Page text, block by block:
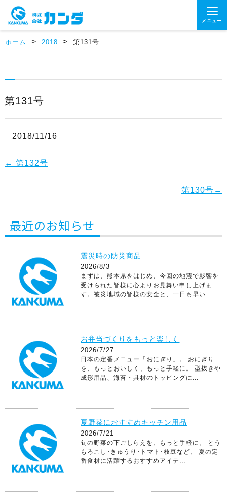
メニュー
ホーム > 2018 > 第131号
第131号
2018/11/16
← 第132号
第130号 →
最近のお知らせ
震災時の防災商品
2026/8/3
まずは、熊本県をはじめ、今回の地震で影響を
受けられた皆様に心よりお見舞い申し上げま
す。被災地域の皆様の安全と、一日も早い...
お弁当づくりをもっと楽しく
2026/7/27
日本の定番メニュー「おにぎり」。 おにぎり
を、もっとおいしく、もっと手軽に。 型抜きや
成形用品、海苔・具材のトッピングに...
夏野菜におすすめキッチン用品
2026/7/21
旬の野菜の下ごしらえを、もっと手軽に。 とう
もろこし･きゅうり･トマト･枝豆など、 夏の定
番食材に活躍するおすすめアイテ...